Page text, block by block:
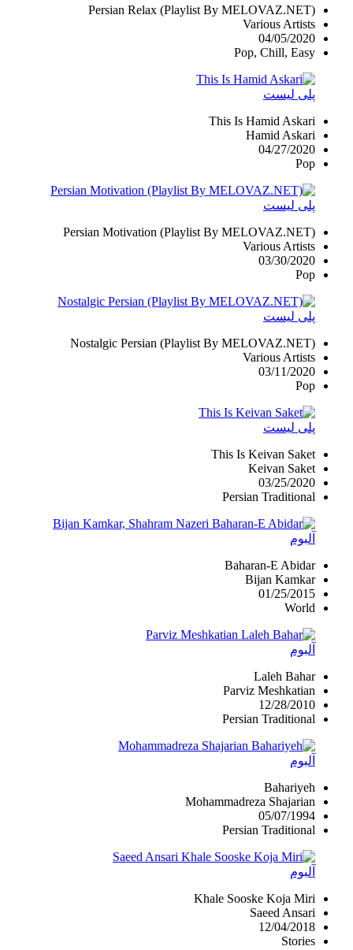
Persian Relax (Playlist By MELOVAZ.NET)
Various Artists
04/05/2020
Pop, Chill, Easy
پلی لیست
This Is Hamid Askari
Hamid Askari
04/27/2020
Pop
پلی لیست
Persian Motivation (Playlist By MELOVAZ.NET)
Various Artists
03/30/2020
Pop
پلی لیست
Nostalgic Persian (Playlist By MELOVAZ.NET)
Various Artists
03/11/2020
Pop
پلی لیست
This Is Keivan Saket
Keivan Saket
03/25/2020
Persian Traditional
آلبوم
Baharan-E Abidar
Bijan Kamkar
01/25/2015
World
آلبوم
Laleh Bahar
Parviz Meshkatian
12/28/2010
Persian Traditional
آلبوم
Bahariyeh
Mohammadreza Shajarian
05/07/1994
Persian Traditional
آلبوم
Khale Sooske Koja Miri
Saeed Ansari
12/04/2018
Stories